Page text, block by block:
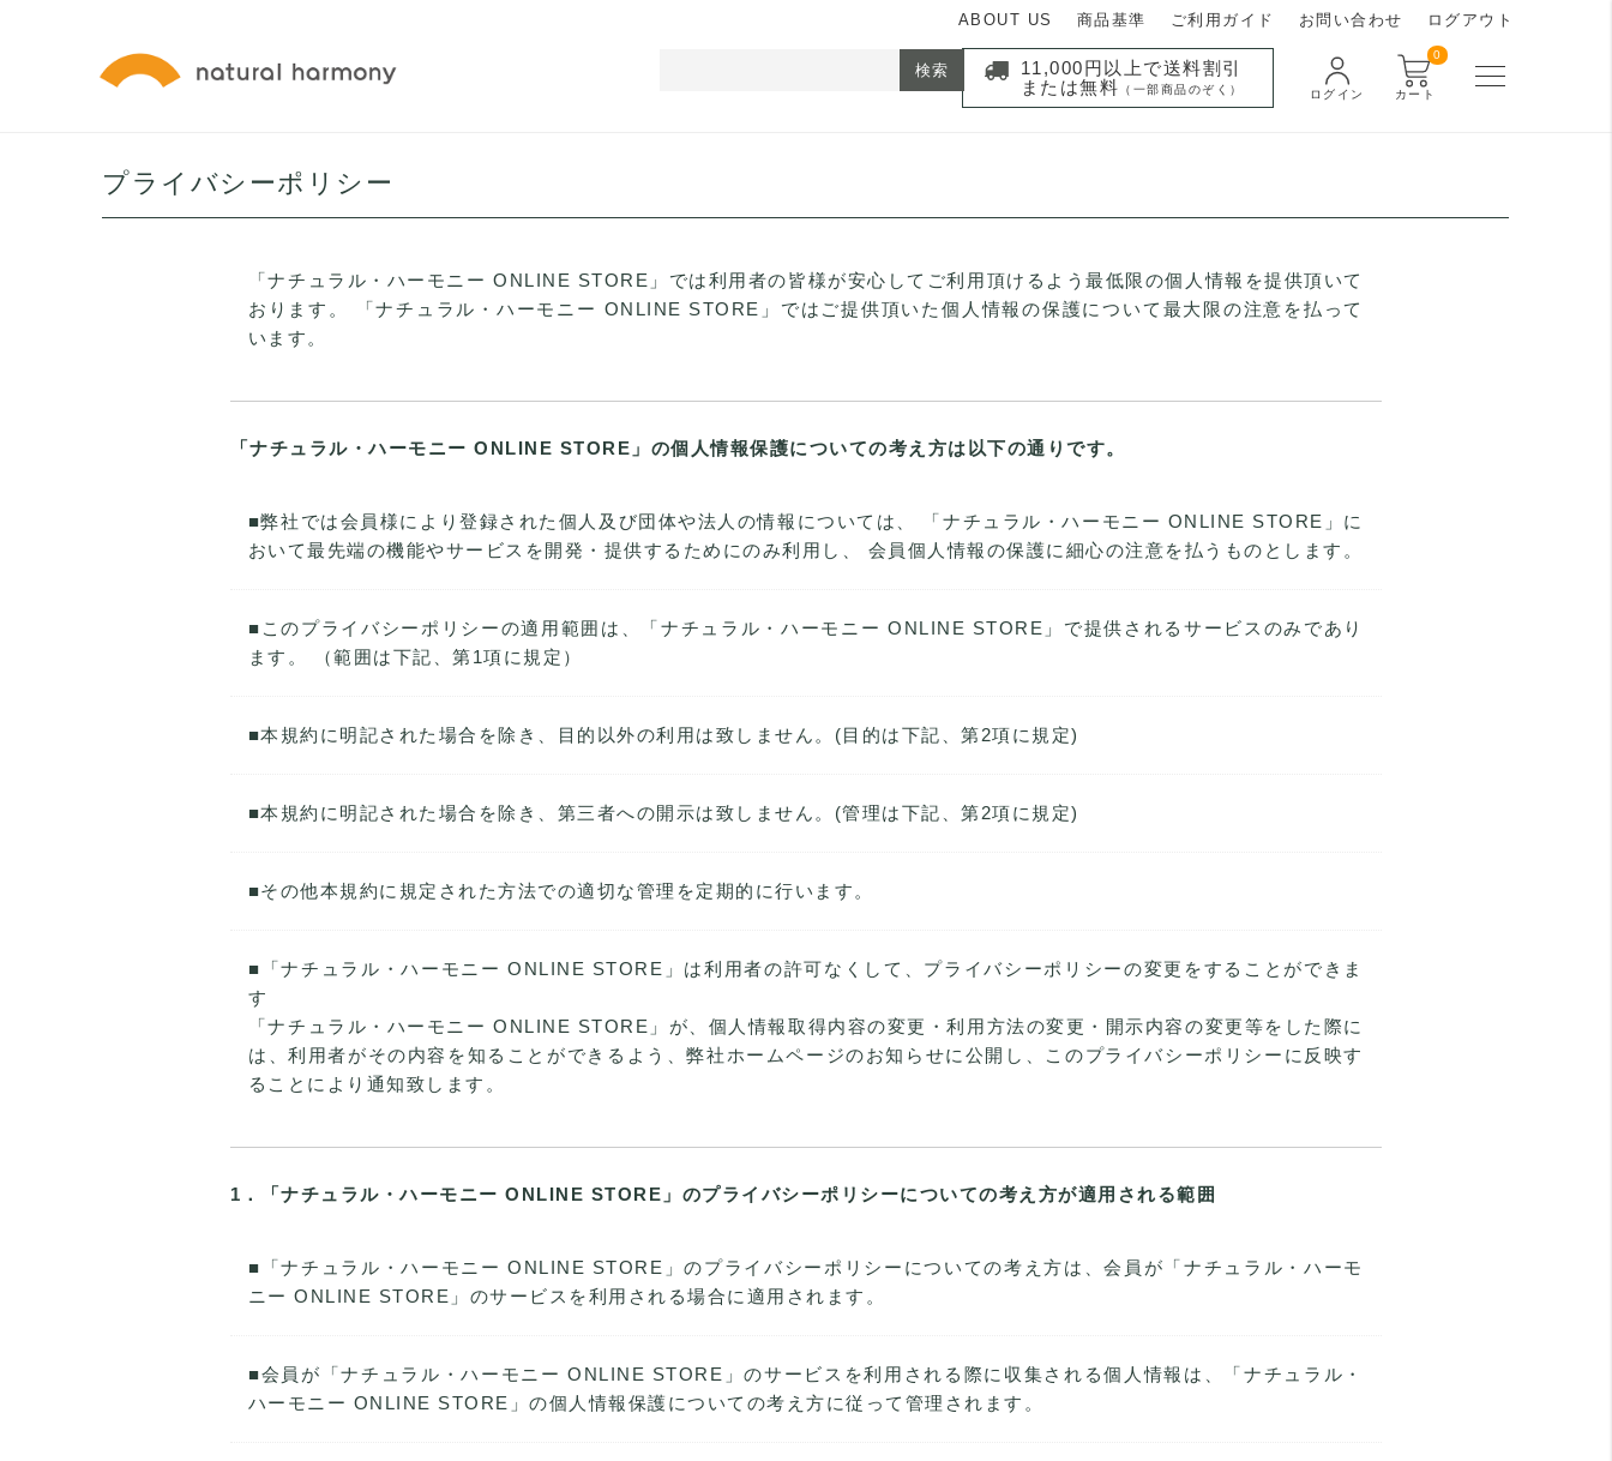
ABOUT US 商品基準 ご利用ガイド お問い合わせ ログアウト
カート
0
ログイン
11,000円以上で送料割引
または無料 （一部商品のぞく）
検索
プライバシーポリシー
「ナチュラル・ハーモニー ONLINE STORE」では利用者の皆様が安心してご利用頂けるよう最低限の個人情報を提供頂いて
おります。 「ナチュラル・ハーモニー ONLINE STORE」ではご提供頂いた個人情報の保護について最大限の注意を払って
います。
「ナチュラル・ハーモニー ONLINE STORE」の個人情報保護についての考え方は以下の通りです。
■弊社では会員様により登録された個人及び団体や法人の情報については、 「ナチュラル・ハーモニー ONLINE STORE」に
おいて最先端の機能やサービスを開発・提供するためにのみ利用し、 会員個人情報の保護に細心の注意を払うものとします。
■このプライバシーポリシーの適用範囲は、「ナチュラル・ハーモニー ONLINE STORE」で提供されるサービスのみであり
ます。 （範囲は下記、第1項に規定）
■本規約に明記された場合を除き、目的以外の利用は致しません。(目的は下記、第2項に規定)
■本規約に明記された場合を除き、第三者への開示は致しません。(管理は下記、第2項に規定)
■その他本規約に規定された方法での適切な管理を定期的に行います。
■「ナチュラル・ハーモニー ONLINE STORE」は利用者の許可なくして、プライバシーポリシーの変更をすることができま
す
「ナチュラル・ハーモニー ONLINE STORE」が、個人情報取得内容の変更・利用方法の変更・開示内容の変更等をした際に
は、利用者がその内容を知ることができるよう、弊社ホームページのお知らせに公開し、このプライバシーポリシーに反映す
ることにより通知致します。
1．「ナチュラル・ハーモニー ONLINE STORE」のプライバシーポリシーについての考え方が適用される範囲
■「ナチュラル・ハーモニー ONLINE STORE」のプライバシーポリシーについての考え方は、会員が「ナチュラル・ハーモ
ニー ONLINE STORE」のサービスを利用される場合に適用されます。
■会員が「ナチュラル・ハーモニー ONLINE STORE」のサービスを利用される際に収集される個人情報は、「ナチュラル・
ハーモニー ONLINE STORE」の個人情報保護についての考え方に従って管理されます。